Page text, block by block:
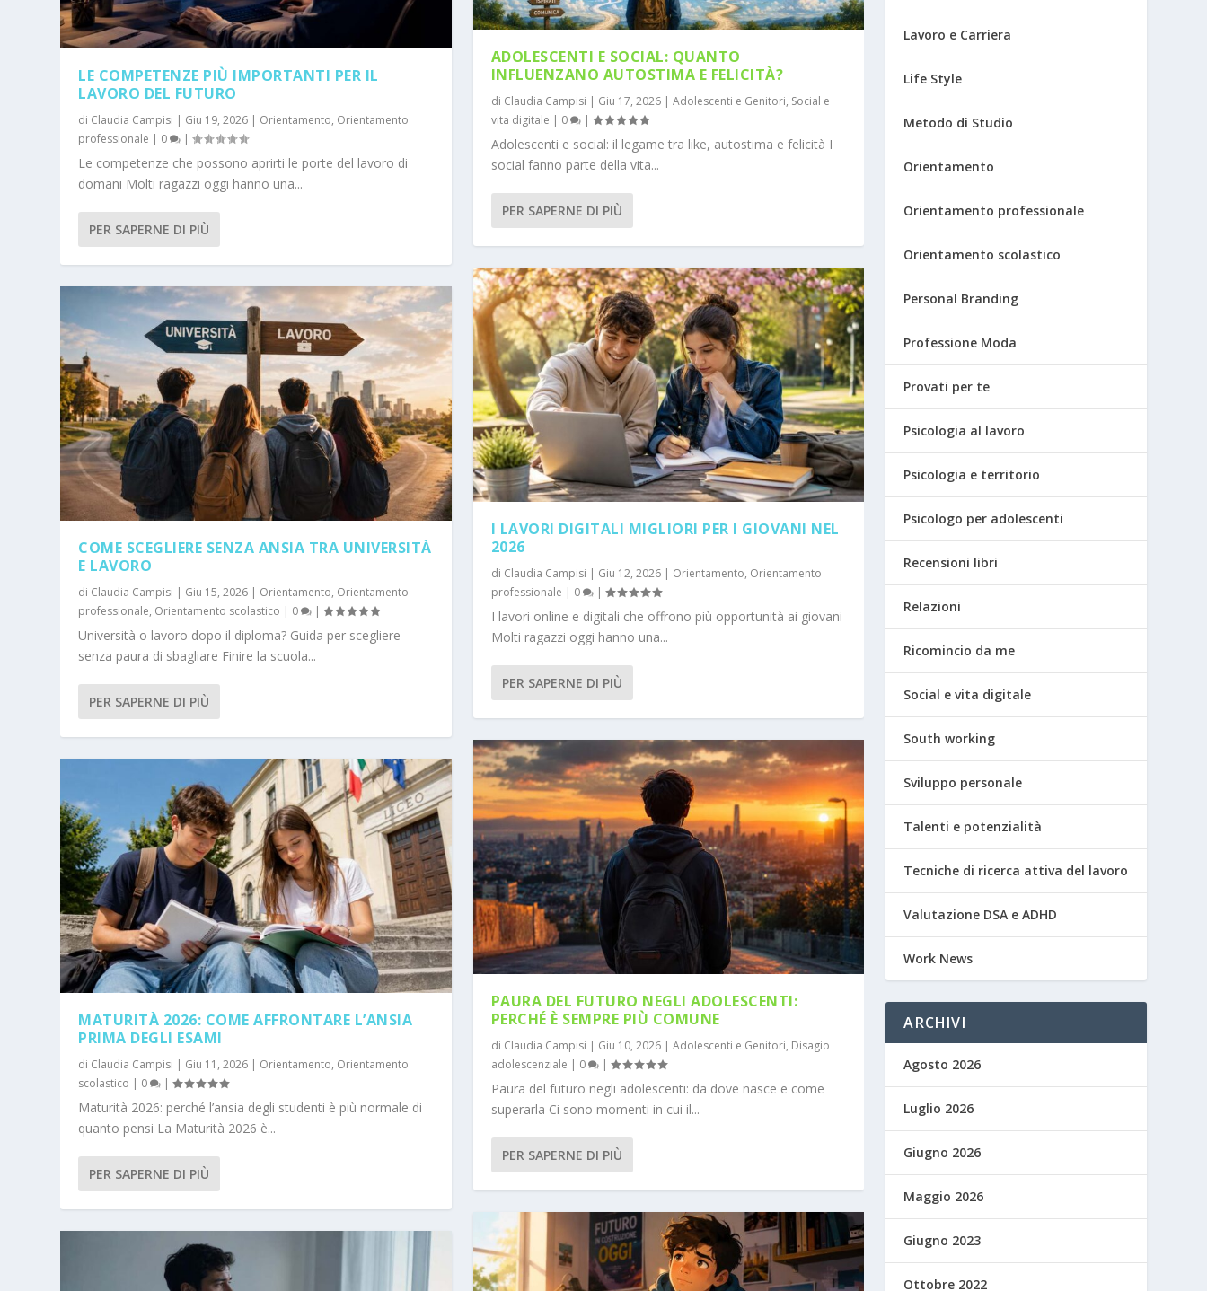
LE COMPETENZE PIÙ IMPORTANTI PER IL
LAVORO DEL FUTURO
di Claudia Campisi | Giu 19, 2026 | Orientamento, Orientamento
professionale | 0 |
Le competenze che possono aprirti le porte del lavoro di
domani Molti ragazzi oggi hanno una...
PER SAPERNE DI PIÙ
COME SCEGLIERE SENZA ANSIA TRA UNIVERSITÀ
E LAVORO
di Claudia Campisi | Giu 15, 2026 | Orientamento, Orientamento
professionale, Orientamento scolastico | 0 |
Università o lavoro dopo il diploma? Guida per scegliere
senza paura di sbagliare Finire la scuola...
PER SAPERNE DI PIÙ
MATURITÀ 2026: COME AFFRONTARE L’ANSIA
PRIMA DEGLI ESAMI
di Claudia Campisi | Giu 11, 2026 | Orientamento, Orientamento
scolastico | 0 |
Maturità 2026: perché l’ansia degli studenti è più normale di
quanto pensi La Maturità 2026 è...
PER SAPERNE DI PIÙ
ADOLESCENTI E SOCIAL: QUANTO
INFLUENZANO AUTOSTIMA E FELICITÀ?
di Claudia Campisi | Giu 17, 2026| Adolescenti e Genitori, Social e
vita digitale | 0 |
Adolescenti e social: il legame tra like, autostima e felicità I
social fanno parte della vita...
PER SAPERNE DI PIÙ
I LAVORI DIGITALI MIGLIORI PER I GIOVANI NEL
2026
di Claudia Campisi | Giu 12, 2026| Orientamento, Orientamento
professionale | 0 |
I lavori online e digitali che offrono più opportunità ai giovani
Molti ragazzi oggi hanno una...
PER SAPERNE DI PIÙ
PAURA DEL FUTURO NEGLI ADOLESCENTI:
PERCHÉ È SEMPRE PIÙ COMUNE
di Claudia Campisi | Giu 10, 2026| Adolescenti e Genitori, Disagio
adolescenziale | 0 |
Paura del futuro negli adolescenti: da dove nasce e come
superarla Ci sono momenti in cui il...
PER SAPERNE DI PIÙ
Lavoro e Carriera
Life Style
Metodo di Studio
Orientamento
Orientamento professionale
Orientamento scolastico
Personal Branding
Professione Moda
Provati per te
Psicologia al lavoro
Psicologia e territorio
Psicologo per adolescenti
Recensioni libri
Relazioni
Ricomincio da me
Social e vita digitale
South working
Sviluppo personale
Talenti e potenzialità
Tecniche di ricerca attiva del lavoro
Valutazione DSA e ADHD
Work News
ARCHIVI
Agosto 2026
Luglio 2026
Giugno 2026
Maggio 2026
Giugno 2023
Ottobre 2022